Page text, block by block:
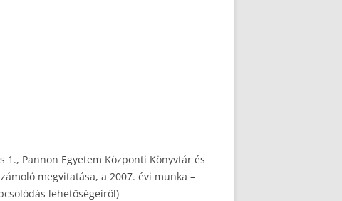
1., Pannon Egyetem Központi Könyvtár és
megvitatása, a 2007. évi munka –
lehetőségeiről)